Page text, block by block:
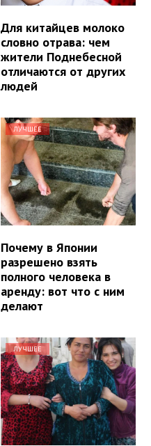
Для китайцев молоко
словно отрава: чем
жители Поднебесной
отличаются от других
людей
ЛУЧШЕЕ
Почему в Японии
разрешено взять
полного человека в
аренду: вот что с ним
делают
ЛУЧШЕЕ